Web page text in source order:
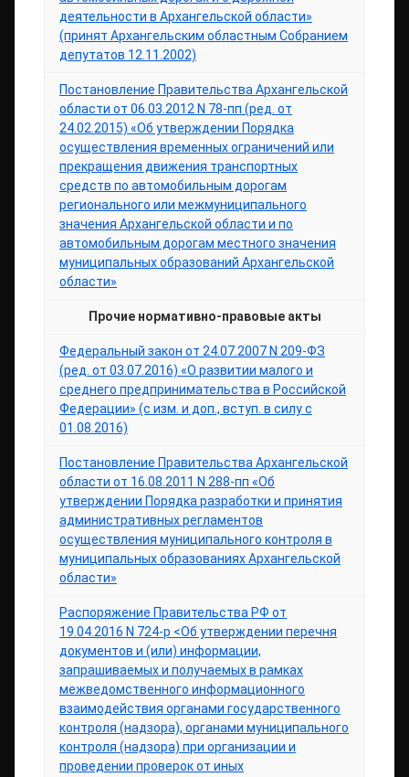
деятельности в Архангельской области»
(принят Архангельским областным Собранием
депутатов 12.11.2002)
Постановление Правительства Архангельской
области от 06.03.2012 N 78-пп (ред. от
24.02.2015) «Об утверждении Порядка
осуществления временных ограничений или
прекращения движения транспортных
средств по автомобильным дорогам
регионального или межмуниципального
значения Архангельской области и по
автомобильным дорогам местного значения
муниципальных образований Архангельской
области»
Прочие нормативно-правовые акты
Федеральный закон от 24.07.2007 N 209-ФЗ
(ред. от 03.07.2016) «О развитии малого и
среднего предпринимательства в Российской
Федерации» (с изм. и доп., вступ. в силу с
01.08.2016)
Постановление Правительства Архангельской
области от 16.08.2011 N 288-пп «Об
утверждении Порядка разработки и принятия
административных регламентов
осуществления муниципального контроля в
муниципальных образованиях Архангельской
области»
Распоряжение Правительства РФ от
19.04.2016 N 724-р <Об утверждении перечня
документов и (или) информации,
запрашиваемых и получаемых в рамках
межведомственного информационного
взаимодействия органами государственного
контроля (надзора), органами муниципального
контроля (надзора) при организации и
проведении проверок от иных